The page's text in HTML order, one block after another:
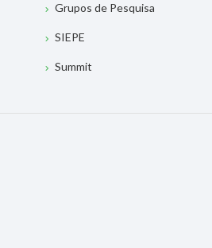
Grupos de Pesquisa
SIEPE
Summit